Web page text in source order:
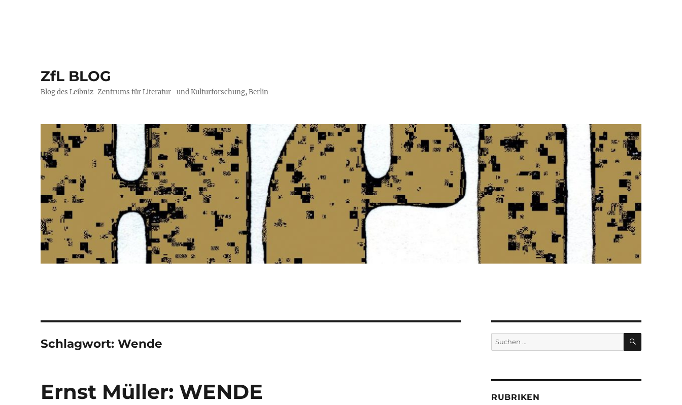
ZfL BLOG
Blog des Leibniz-Zentrums für Literatur- und Kulturforschung, Berlin
Schlagwort:Wende
Ernst Müller: WENDE
Suchen
nach:
SUCHEN
RUBRIKEN